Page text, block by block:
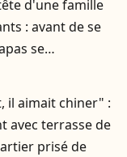
d'une famille
: avant de se
se
années
il aimait chiner" :
avec terrasse de
prisé de